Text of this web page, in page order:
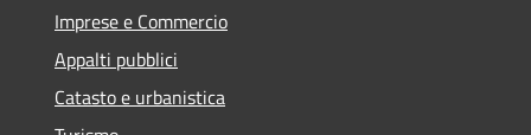
Imprese e Commercio
Appalti pubblici
Catasto e urbanistica